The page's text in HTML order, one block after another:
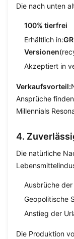
Die nach unten
100% tierfrei
Erhältlich in:
Versionen
Akzeptiert in
Verkaufsvorteil:
Ansprüche
Millennials
4.
Die natürliche
Ausbrüche
Geopolitische
Anstieg der
Die Produktion